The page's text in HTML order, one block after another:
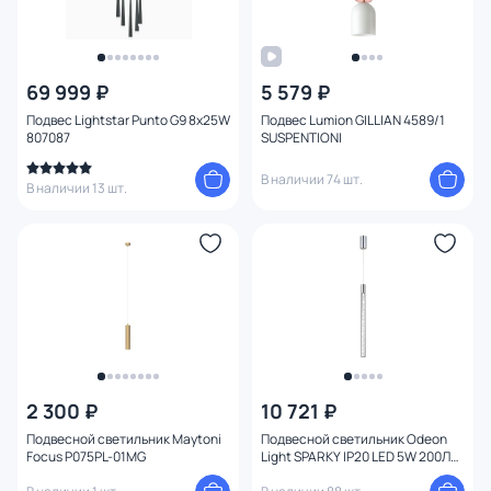
69 999 ₽
Подвес Lightstar Punto G9 8х25W
807087
В наличии 13 шт.
5 579 ₽
Подвес Lumion GILLIAN 4589/1
SUSPENTIONI
В наличии 74 шт.
2 300 ₽
Подвесной светильник Maytoni
Focus P075PL-01MG
10 721 ₽
Подвесной светильник Odeon
Light SPARKY IP20 LED 5W 200Лм